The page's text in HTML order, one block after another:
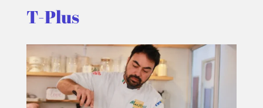
T-Plus